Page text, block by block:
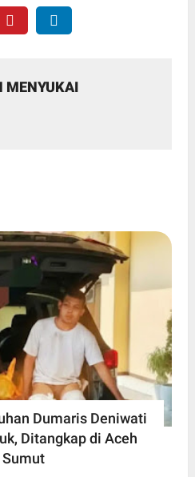
MENYUKAI
Dumaris Deniwati
Ditangkap di Aceh